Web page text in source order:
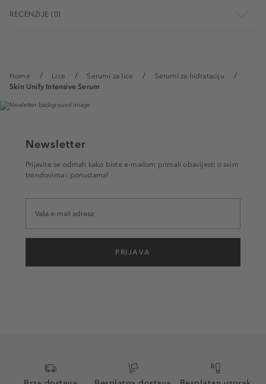
Home Lice Serumi za lice
Serumi za hidrataciju
Skin Unify Intensive Serum
RECENZIJE (0)
Newsletter
Prijavite se odmah kako biste e-mailom primali obavijesti o svim
trendovima i ponudama!
PRIJAVA